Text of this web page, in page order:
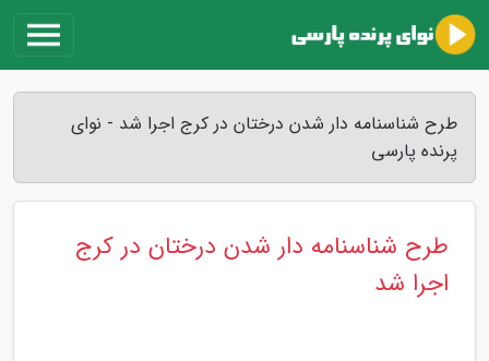
طرح شناسنامه دار شدن درختان در کرج اجرا شد - نوای
پرنده پارسی
طرح شناسنامه دار شدن درختان در کرج
اجرا شد